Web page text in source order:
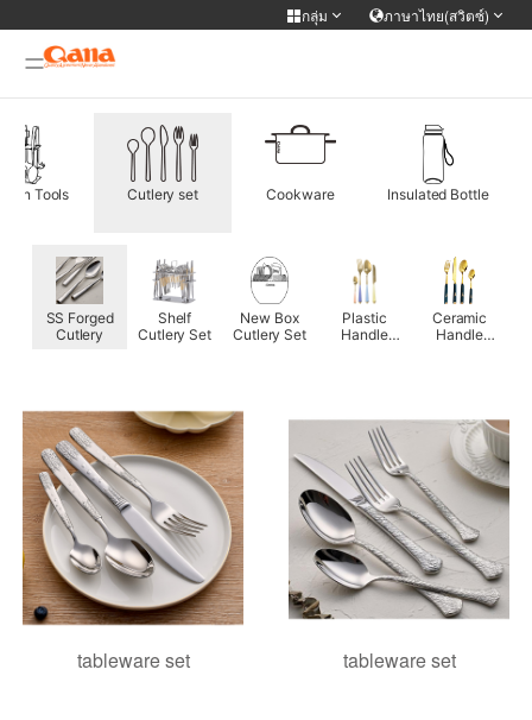
กลุ่ม ภาษาไทย(สวิตซ์)
เว็บไซต์กลุ่ม
WIFI APP Smart home
เปลี่ยนภาษา
简体中文 English Français
한국어
ภาษาไทย Türkiye Español Tiếng Việt
فارسی عربى
Tools Cutlery set Cookware Insulated Bottle
SS Forged
Cutlery
Shelf
Cutlery Set
New Box
Cutlery Set
Plastic
Handle
Ceramic
Handle
tableware set tableware set